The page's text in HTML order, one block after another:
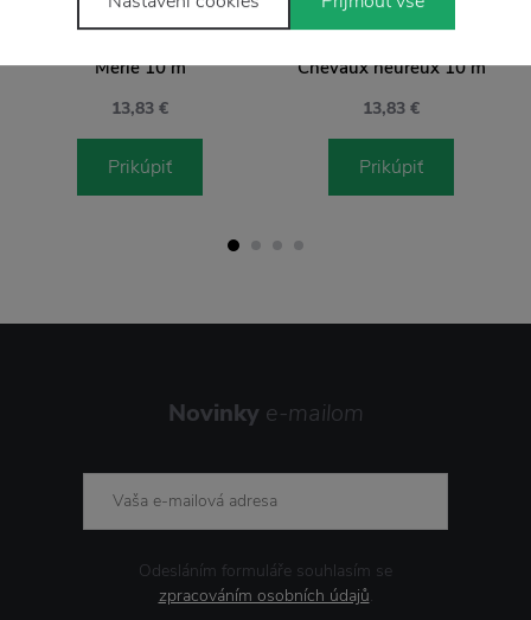
MAILEG
Darčekový baliaci papier
Merle 10 m
13,83 €
Prikúpiť
MAILEG
Darčekový baliaci papier
Chevaux heureux 10 m
13,83 €
Prikúpiť
Novinky e-mailom
Odesláním formuláře souhlasím se
zpracováním osobních údajů.